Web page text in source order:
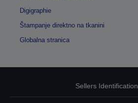
Digigraphie
Štampanje direktno na tkanini
Globalna stranica
Sellers Identification